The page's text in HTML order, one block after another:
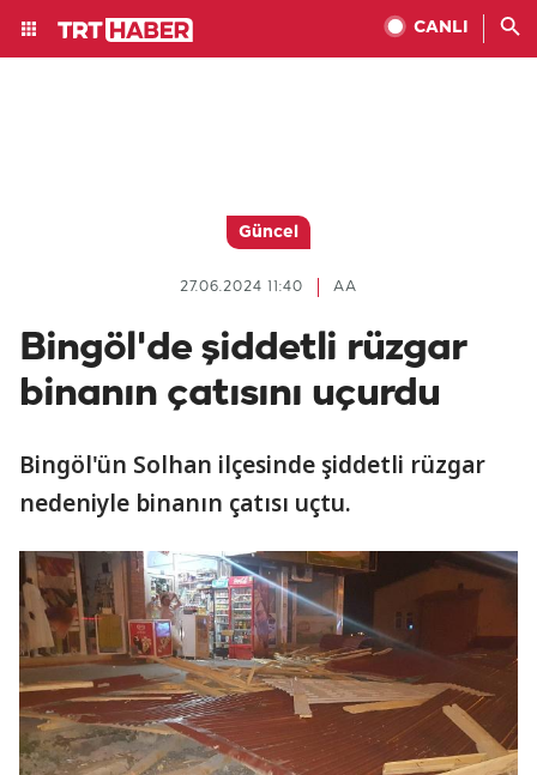
CANLI
Güncel
AA
27.06.2024 11:40
Bingöl'de şiddetli rüzgar
binanın çatısını uçurdu
Bingöl'ün Solhan ilçesinde şiddetli rüzgar
nedeniyle binanın çatısı uçtu.